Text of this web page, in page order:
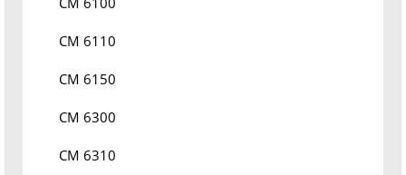
CM 6110
CM 6150
CM 6300
CM 6310